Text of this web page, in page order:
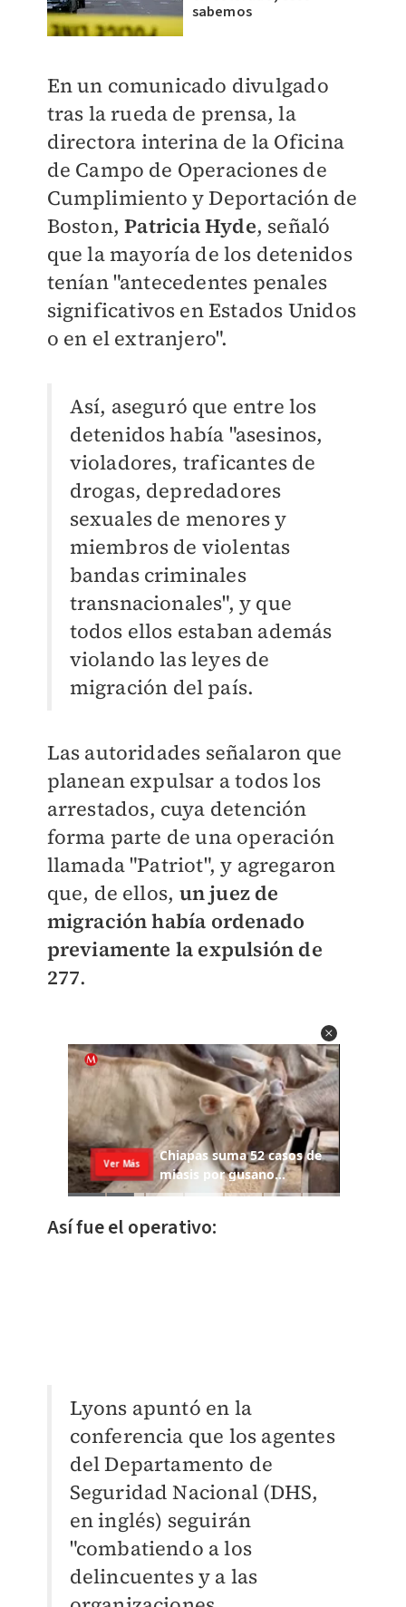
sabemos
En un comunicado divulgado
tras la rueda de prensa, la
directora interina de la Oficina
de Campo de Operaciones de
Cumplimiento y Deportación de
Boston,Patricia Hyde, señaló
que la mayoría de los detenidos
tenían "antecedentes penales
significativos en Estados Unidos
o en el extranjero".
Así, aseguró que entre los
detenidos había "asesinos,
violadores, traficantes de
drogas, depredadores
sexuales de menores y
miembros de violentas
bandas criminales
transnacionales", y que
todos ellos estaban además
violando las leyes de
migración del país.
Las autoridades señalaron que
planean expulsar a todos los
arrestados, cuya detención
forma parte de una operación
llamada "Patriot", y agregaron
que, de ellos, un juez de
migración había ordenado
previamente la expulsión de
277.
Así fue el operativo:
Lyons apuntó en la
conferencia que los agentes
del Departamento de
Seguridad Nacional (DHS,
en inglés) seguirán
"combatiendo a los
delincuentes y a las